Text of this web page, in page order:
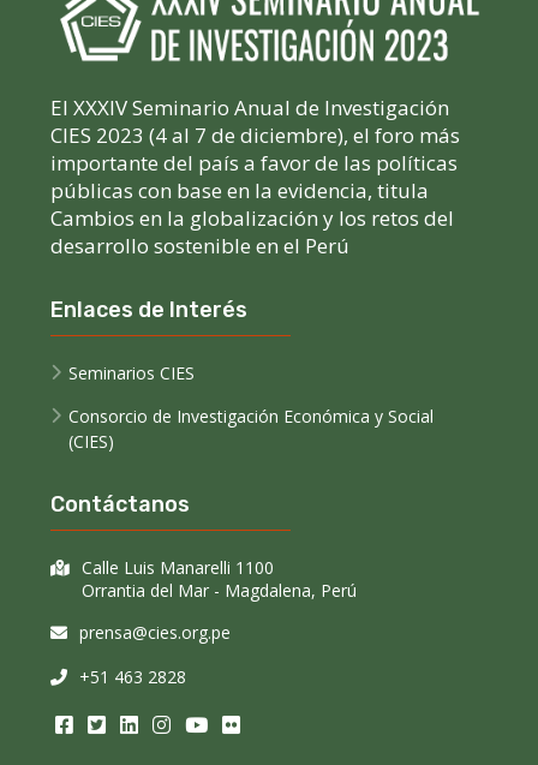
El XXXIV Seminario Anual de Investigación
CIES 2023 (4 al 7 de diciembre), el foro más
importante del país a favor de las políticas
públicas con base en la evidencia, titula
Cambios en la globalización y los retos del
desarrollo sostenible en el Perú
Enlaces de Interés
Seminarios CIES
Consorcio de Investigación Económica y Social
(CIES)
Contáctanos
Calle Luis Manarelli 1100
Orrantia del Mar - Magdalena, Perú
prensa@cies.org.pe
+51 463 2828